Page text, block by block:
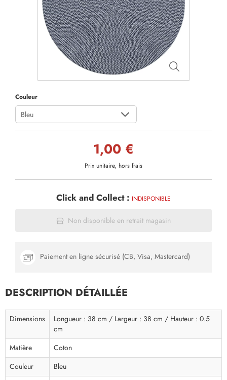
Couleur
Bleu
1,00 €
Prix unitaire, hors frais
Click and Collect : INDISPONIBLE
Non disponible en retrait magasin
Paiement en ligne sécurisé (CB, Visa, Mastercard)
DESCRIPTION DÉTAILLÉE
Dimensions
Longueur : 38 cm / Largeur : 38 cm / Hauteur : 0.5
cm
Matière
Coton
Couleur
Bleu